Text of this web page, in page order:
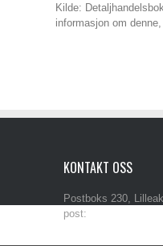
Kilde:
informasjon om
KONTAKT OSS
Postboks 230,
post: